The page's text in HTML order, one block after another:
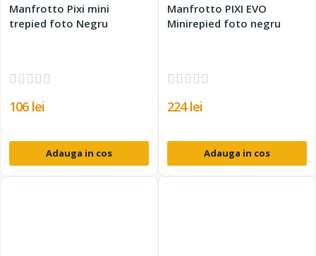
Manfrotto Pixi mini
trepied foto Negru
106 lei
Adauga in cos
Manfrotto PIXI EVO
Minirepied foto negru
224 lei
Adauga in cos